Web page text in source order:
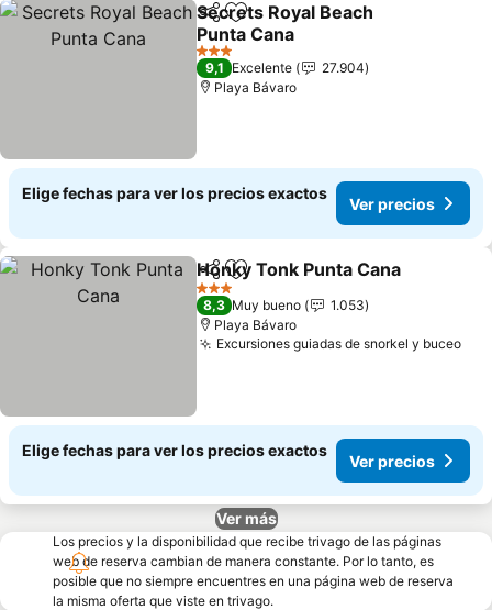
CompartirAgregar a favoritos
Secrets Royal Beach
Punta Cana
Ver precios
3 Estrellas
9,1 Excelente
27.904
Playa Bávaro
Elige fechas para ver los precios exactos
Ver precios
CompartirAgregar a favoritos
Honky Tonk Punta Cana
3 Estrellas
8,3 Muy bueno
1.053
Playa Bávaro
Excursiones guiadas de snorkel y buceo
Elige fechas para ver los precios exactos
Ver precios
Ver más
Los precios y la disponibilidad que recibe trivago de las páginas
web de reserva cambian de manera constante. Por lo tanto, es
posible que no siempre encuentres en una página web de reserva
la misma oferta que viste en trivago.